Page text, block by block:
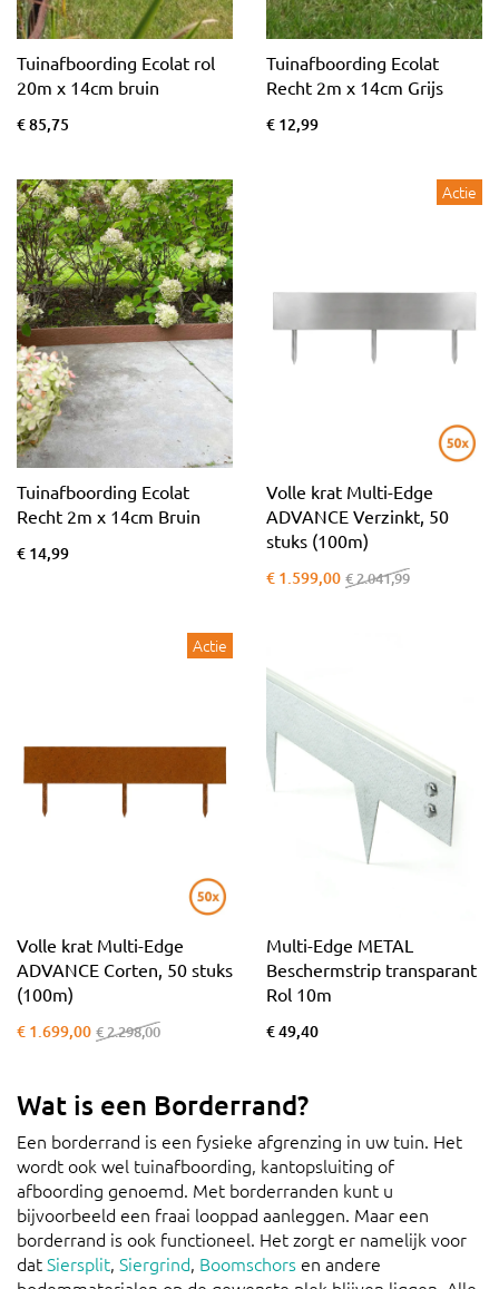
Tuinafboording Ecolat rol
20m x 14cm bruin
€ 85,75
Tuinafboording Ecolat
Recht 2m x 14cm Grijs
€ 12,99
Tuinafboording Ecolat
Recht 2m x 14cm Bruin
€ 14,99
Actie
Volle krat Multi-Edge
ADVANCE Verzinkt, 50
stuks (100m)
€ 1.599,00 € 2.041,99
Actie
Volle krat Multi-Edge
ADVANCE Corten, 50 stuks
(100m)
€ 1.699,00 € 2.298,00
Multi-Edge METAL
Beschermstrip transparant
Rol 10m
€ 49,40
Wat is een Borderrand?
Een borderrand is een fysieke afgrenzing in uw tuin. Het
wordt ook wel tuinafboording, kantopsluiting of
afboording genoemd. Met borderranden kunt u
bijvoorbeeld een fraai looppad aanleggen. Maar een
borderrand is ook functioneel. Het zorgt er namelijk voor
datSiersplit, Siergrind, Boomschors en andere